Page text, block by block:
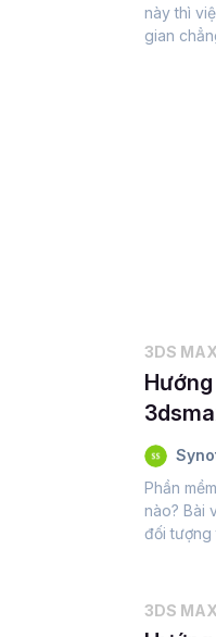
này thì
gian
3DS MAX
Phần
nào? Bài
đối tượng
3DS MAX